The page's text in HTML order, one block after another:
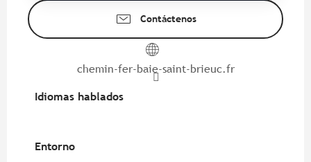
Contáctenos
chemin-fer-baie-saint-brieuc.fr
Idiomas hablados
Idiomas hablados
Entorno
Entorno